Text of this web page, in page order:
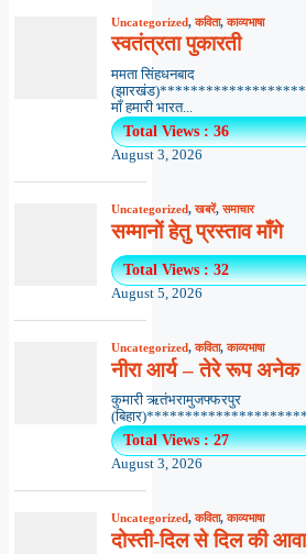
Uncategorized,कविता,काव्यभाषा
स्वतंत्रता पुकारती
ममता सिंहधनबाद
माँ हमारी भारत...
Total Views : 36
August 3, 2026
Uncategorized,खबरें,समाचार
सम्मानों हेतु प्रस्ताव माँगे
Total Views : 32
August 5, 2026
Uncategorized,कविता,काव्यभाषा
नीरा आर्य – तेरे रूप अनेक
कुमारी ऋतंभरामुजफ्फरपुर
Total Views : 27
August 3, 2026
Uncategorized,कविता,काव्यभाषा
दोस्ती-दिल से दिल की